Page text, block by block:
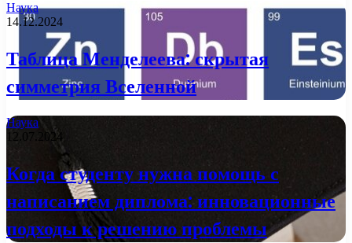
Наука
14.12.2024
Таблица Менделеева: скрытая
симметрия Вселенной
Наука
12.07.2024
Когда студенту нужна помощь с
написанием диплома: инновационные
подходы к решению проблемы